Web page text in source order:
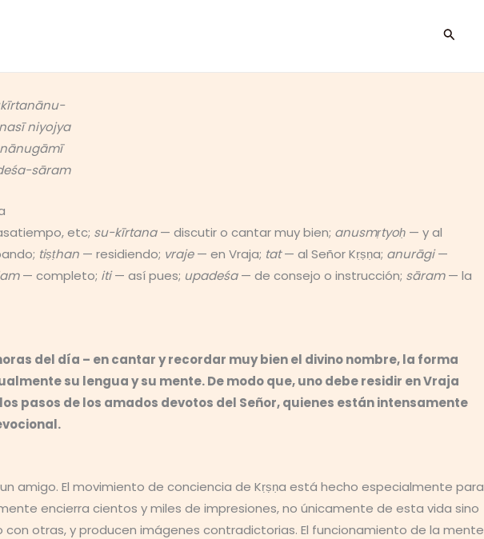
niyojya
sāram
etc; su-kīrtana— discutir o cantar muy bien; anusmṛtyoḥ — y al
tiṣṭhan — residiendo; vraje— en Vraja; tat— al Señor Kṛṣṇa; anurāgi—
— completo; iti— así pues; upadeśa— de consejo o instrucción; sāram— la
del día – en cantar y recordar muy bien el divino nombre, la forma
su lengua y su mente. De modo que, uno debe residir en Vraja
pasos de los amados devotos del Señor, quienes están intensamente
amigo. El movimiento de conciencia de Kṛṣṇa está hecho especialmente para
encierra cientos y miles de impresiones, no únicamente de esta vida sino
otras, y producen imágenes contradictorias. El funcionamiento de la mente